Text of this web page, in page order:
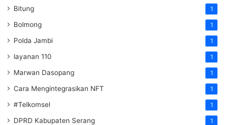
Bitung 1
Bolmong 1
Polda Jambi 1
layanan 110 1
Marwan Dasopang 1
Cara Mengintegrasikan NFT 1
#Telkomsel 1
DPRD Kabupaten Serang 1